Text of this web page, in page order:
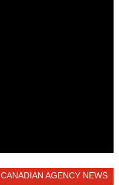
CANADIAN AGENCY NEWS